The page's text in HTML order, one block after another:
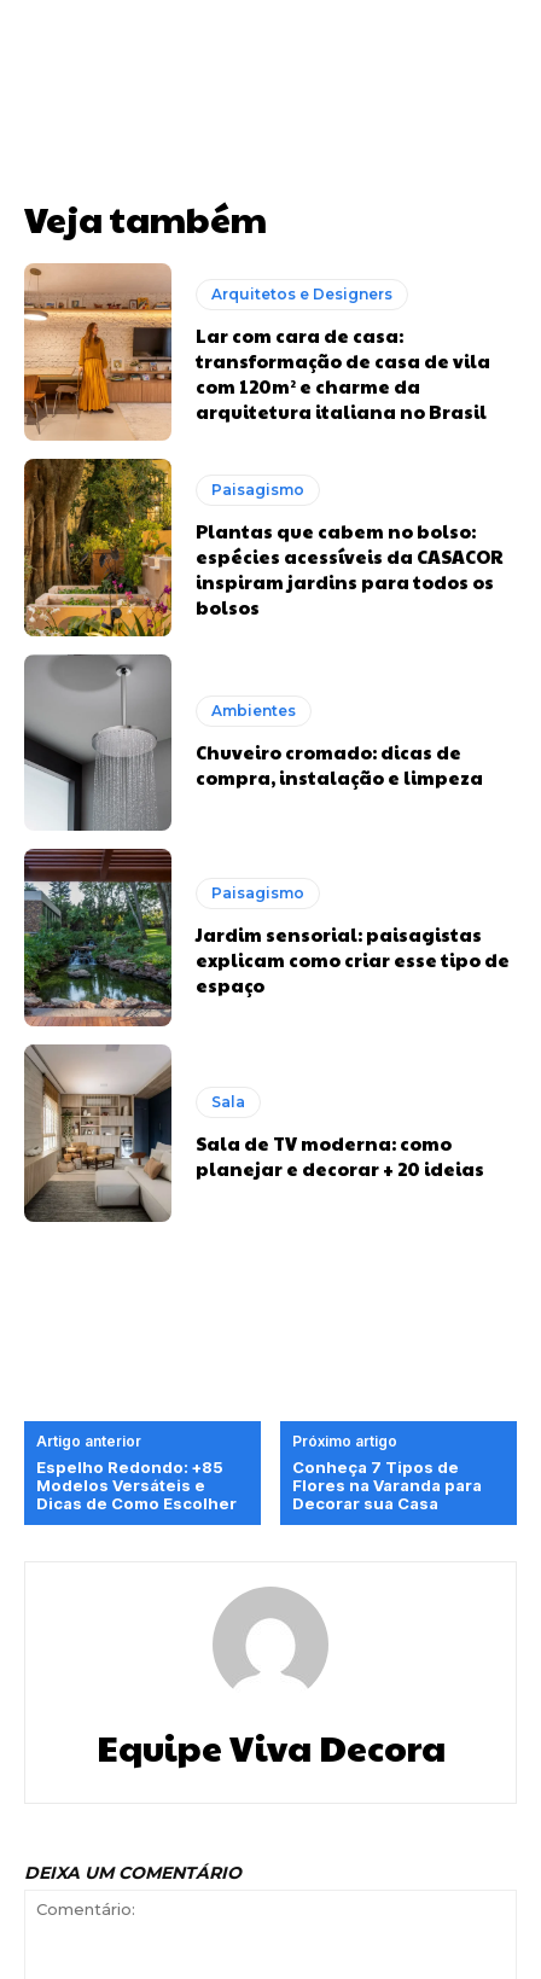
Veja também
Arquitetos e Designers
Lar com cara de casa:
transformação de casa de vila
com 120m² e charme da
arquitetura italiana no Brasil
Paisagismo
Plantas que cabem no bolso:
espécies acessíveis da CASACOR
inspiram jardins para todos os
bolsos
Ambientes
Chuveiro cromado: dicas de
compra, instalação e limpeza
Paisagismo
Jardim sensorial: paisagistas
explicam como criar esse tipo de
espaço
Sala
Sala de TV moderna: como
planejar e decorar + 20 ideias
Artigo anterior
Espelho Redondo: +85
Modelos Versáteis e
Dicas de Como Escolher
Próximo artigo
Conheça 7 Tipos de
Flores na Varanda para
Decorar sua Casa
Equipe Viva Decora
DEIXA UM COMENTÁRIO